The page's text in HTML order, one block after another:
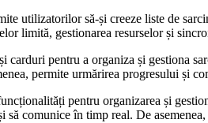
utilizatorilor să-și creeze liste de
limită, gestionarea resurselor și
carduri pentru a organiza și gestiona
permite urmărirea progresului și
pentru organizarea și
comunice în timp real. De